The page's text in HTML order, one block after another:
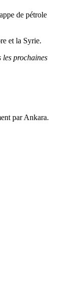
de pétrole
et la Syrie.
prochaines
par Ankara.